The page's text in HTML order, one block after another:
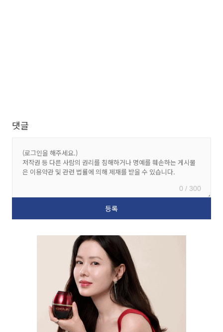
댓글
0 / 300